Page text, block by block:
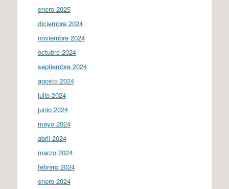
enero 2025
diciembre 2024
noviembre 2024
octubre 2024
septiembre 2024
agosto 2024
julio 2024
junio 2024
mayo 2024
abril 2024
marzo 2024
febrero 2024
enero 2024